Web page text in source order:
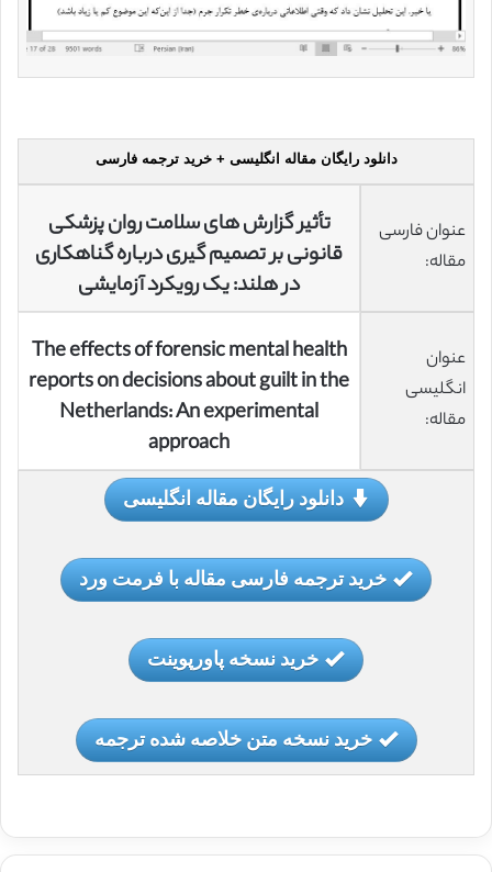
دانلود رایگان مقاله انگلیسی + خرید ترجمه فارسی
عنوان فارسی
مقاله:
تأثیر گزارش های سلامت روان پزشکی
قانونی بر تصمیم گیری درباره گناهکاری
در هلند: یک رویکرد آزمایشی
عنوان
انگلیسی
مقاله:
The effects of forensic mental health
reports on decisions about guilt in the
Netherlands: An experimental
approach
دانلود رایگان مقاله انگلیسی
خرید ترجمه فارسی مقاله با فرمت ورد
خرید نسخه پاورپوینت
خرید نسخه متن خلاصه شده ترجمه